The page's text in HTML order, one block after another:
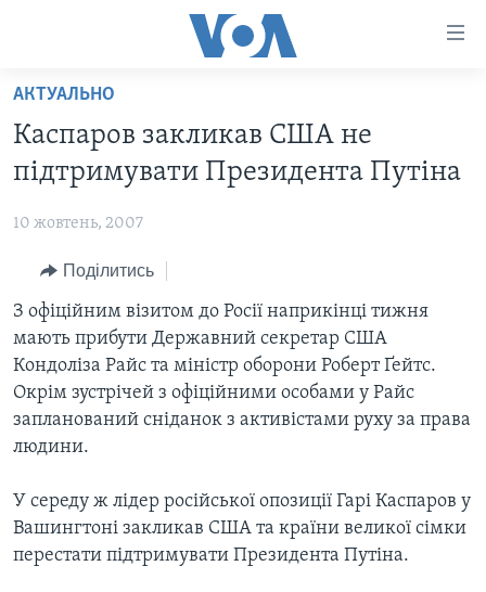
Перейти
матеріалу
Перейти
меню
Перейти
до
Пошуку
АКТУАЛЬНО
США
УКРАЇНА
ВІЙНА - ЦЕ ОСОБИСТЕ
УКРАЇНЦІ У СВІТІ
НАУКА
ЗДОРОВ'Я
СУСПІЛЬСТВО
ЕКОНОМІКА
АНАЛІТИКА
ПОЛІТИКА В США
АДМІНІСТРАЦІЯ ПРЕЗИДЕНТА ТРАМПА: ПЕРШІ 100
УКРАЇНЦІ В АМЕРИЦІ
УКРАЇНА
ІНТЕРВ'Ю
БОРОТЬБА З ДЕЗІНФОРМАЦІЄЮ
ВІДЕО
ТЕЛЕПРОГРАМИ
ENGLISH
АКТУАЛЬНО
Каспаров закликав США не
підтримувати Президента Путіна
10 жовтень, 2007
Поділитись
З офіційним візитом до Росії наприкінці тижня
мають прибути Державний секретар США
Кондоліза Райс та міністр оборони Роберт Ґейтс.
Окрім зустрічей з офіційними особами у Райс
запланований сніданок з активістами руху за права
людини.
У середу ж лідер російської опозиції Гарі Каспаров у
Вашингтоні закликав США та країни великої сімки
перестати підтримувати Президента Путіна.